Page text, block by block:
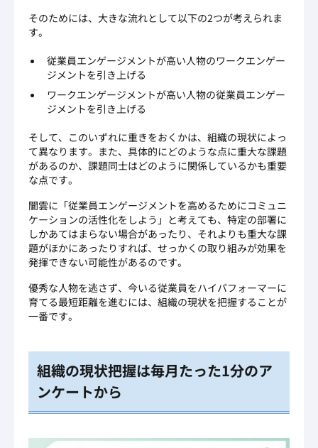
そのためには、大きな流れとして以下の2つが考えられま
す。
従業員エンゲージメントが高い人物のワークエンゲー
ジメントを引き上げる
ワークエンゲージメントが高い人物の従業員エンゲー
ジメントを引き上げる
そして、このいずれに重きをおくかは、組織の現状によっ
て異なります。また、具体的にどのような点に重大な課題
があるのか、課題同士はどのように関係しているかも重要
な点です。
闇雲に「従業員エンゲージメントを高めるためにコミュニ
ケーションの活性化をしよう」と考えても、特定の部署に
しかあてはまらない場合があったり、それよりも重大な課
題がほかにあったりすれば、せっかくの取り組みが効果を
発揮できない可能性があるのです。
優秀な人物を逃さず、今いる従業員をハイパフォーマーに
育てる最短距離を進むには、組織の現状を把握することが
一番です。
組織の現状把握は毎月たった1分のア
ンケートから